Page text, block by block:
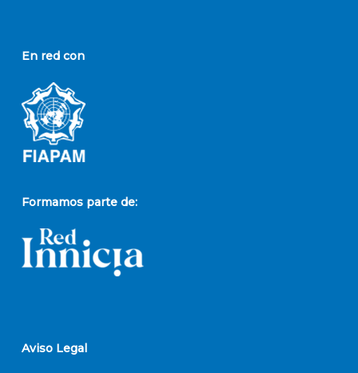
En red con
Formamos parte de:
Aviso Legal